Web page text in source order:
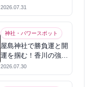
願！宗像三女神のパワ
ーを授かる
2026.07.31
神社・パワースポット
屋島神社で勝負運と開
運を掴む！香川の強力
パワースポット
2026.07.30